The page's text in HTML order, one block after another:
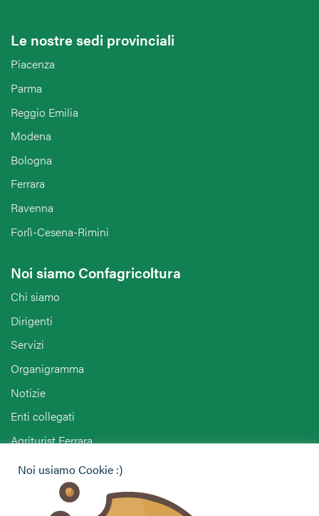
Le nostre sedi provinciali
Piacenza
Parma
Reggio Emilia
Modena
Bologna
Ferrara
Ravenna
Forlì-Cesena-Rimini
Noi siamo Confagricoltura
Chi siamo
Dirigenti
Servizi
Organigramma
Notizie
Enti collegati
Agriturist Ferrara
ENAPA Modena
Hai bisogno di informazioni?
Noi usiamo Cookie :)